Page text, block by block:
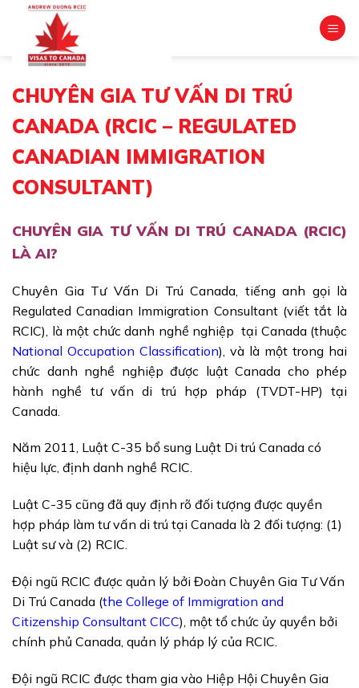
content
CHUYÊN GIA TƯ VẤN DI TRÚ
CANADA (RCIC – REGULATED
CANADIAN IMMIGRATION
CONSULTANT)
CHUYÊN GIA TƯ VẤN DI TRÚ CANADA (RCIC)
LÀ AI?
Chuyên Gia Tư Vấn Di Trú Canada, tiếng anh gọi là
Regulated Canadian Immigration Consultant (viết tắt là
RCIC), là một chức danh nghề nghiệp tại Canada (thuộc
National Occupation Classification), và là một trong hai
chức danh nghề nghiệp được luật Canada cho phép
hành nghề tư vấn di trú hợp pháp (TVDT-HP) tại
Canada.
Năm 2011, Luật C-35 bổ sung Luật Di trú Canada có
hiệu lực, định danh nghề RCIC.
Luật C-35 cũng đã quy định rõ đối tượng được quyền
hợp pháp làm tư vấn di trú tại Canada là 2 đối tượng: (1)
Luật sư và (2) RCIC.
Đội ngũ RCIC được quản lý bởi Đoàn Chuyên Gia Tư Vấn
Di Trú Canada (the College of Immigration and
Citizenship Consultant CICC), một tổ chức ủy quyền bởi
chính phủ Canada, quản lý pháp lý của RCIC.
Đội ngũ RCIC được tham gia vào Hiệp Hội Chuyên Gia